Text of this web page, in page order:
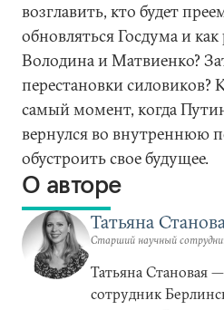
возглавить, кто будет
обновляться Госдума и
Володина и Матвиенко?
перестановки силовиков?
самый момент, когда
вернулся во внутреннюю
обустроить свое будущее.
О авторе
Татьяна
Старший научный
Татьяна Становая
сотрудник